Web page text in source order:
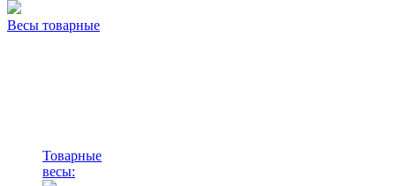
Весы товарные
Товарные
весы: